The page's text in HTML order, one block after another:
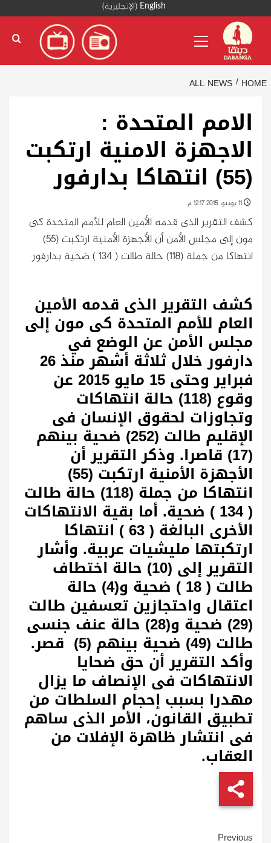
content
English
(الإنجليزية)
Menu
HOME
ALL NEWS
الامم المتحدة :
الاجهزة الامنية ارتكبت
(55) انتهاكا بدارفور
كشف التقرير الذى قدمه الأمين العام للأمم المتحدة كى
مون إلى مجلس الأمن أن الأجهزة الأمنية ارتكبت (55)
انتهاكا من جملة (118) حالة طالت ( 134 ) ضحية بدارفور
كشف التقرير الذى قدمه الأمين
العام للأمم المتحدة كى مون إلى
مجلس الأمن عن الوضع في
دارفور خلال ثلاثة أشهر منذ 26
فبراير وحتى 15 مايو 2015 عن
وقوع (118) حالة انتهاكات
وتجاوزات لحقوق الإنسان فى
الإقليم طالت (252) ضحية بينهم
(17) قاصرا. وذكر التقرير أن
الأجهزة الأمنية ارتكبت (55)
انتهاكا من جملة (118) حالة طالت
( 134 ) ضحية. أما بقية الانتهاكات
الأخرى البالغة ( 63 ) انتهاكا
ارتكبتها مليشيات عربية. وأشار
التقرير إلى (10) حالة اختطاف
طالت ( 18 ) ضحية و(4) حالة
اعتقال واحتجازين تعسفين طالت
(29) ضحية و(28) حالة عنف جنسى
طالت (49) ضحية بينهم (5) قصر.
وأكد التقرير أن حق ضحايا
الانتهاكات فى الإنصاف ما يزال
مهدرا بسبب إحجام السلطات من
تطبيق القانون، الأمر الذى ساهم
فى انتشار ظاهرة الإفلات من
العقاب.
Previous